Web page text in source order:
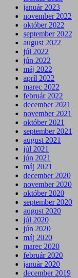
január 2023
november 2022
október 2022
september 2022
august 2022
júl 2022
jún 2022
máj 2022
apríl 2022
marec 2022
február 2022
december 2021
november 2021
október 2021
september 2021
august 2021
júl 2021
jún 2021
máj 2021
december 2020
november 2020
október 2020
september 2020
august 2020
júl 2020
jún 2020
máj 2020
marec 2020
február 2020
január 2020
december 2019